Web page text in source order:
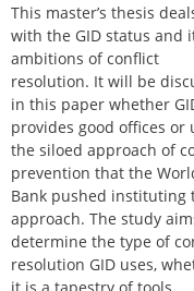
This master’s thesis
with the GID status and
ambitions of conflict
resolution. It will be
in this paper whether
provides good offices or
the siloed approach of
prevention that the
Bank pushed instituting
approach. The study
determine the type of
resolution GID uses,
it is a tapestry of tools